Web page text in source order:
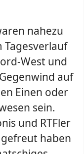
nahezu
Tagesverlauf
West und
auf
Einen oder
sein.
und RTFler
haben